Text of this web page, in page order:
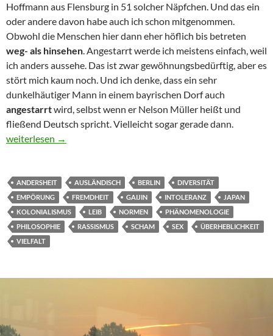
Hoffmann aus Flensburg in 51 solcher Näpfchen. Und das ein
oder andere davon habe auch ich schon mitgenommen.
Obwohl die Menschen hier dann eher höflich bis betreten
weg- als hinsehen. Angestarrt werde ich meistens einfach, weil
ich anders aussehe. Das ist zwar gewöhnungsbedürftig, aber es
stört mich kaum noch. Und ich denke, dass ein sehr
dunkelhäutiger Mann in einem bayrischen Dorf auch
angestarrtwird, selbst wenn er Nelson Müller heißt und
fließend Deutsch spricht. Vielleicht sogar gerade dann.
Empörung mal anders
weiterlesen →
ANDERSHEIT AUSLÄNDISCH BERLIN
DIVERSITÄT
EMPÖRUNG
FREMDHEIT GAIJIN INTOLERANZ
JAPAN
KOLONIALISMUS
LEIB NORMEN
PHÄNOMENOLOGIE
PHILOSOPHIE
RASSISMUS SCHAM SEX
ÜBERHEBLICHKEIT
VIELFALT